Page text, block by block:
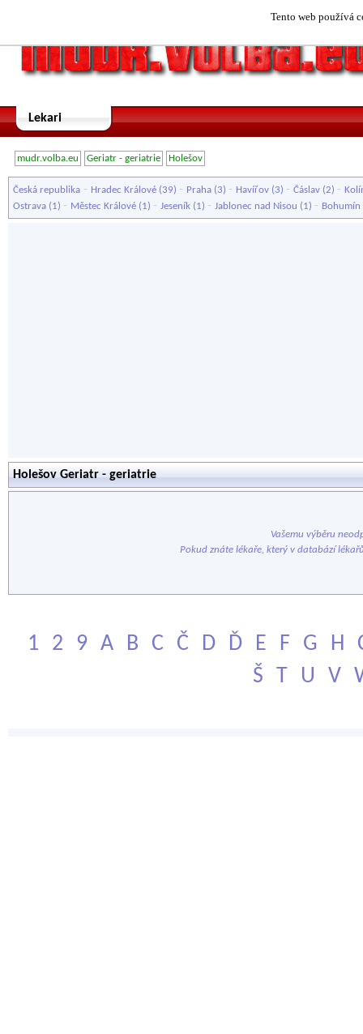
Tento web používá
Lekari
mudr.volba.eu Geriatr - geriatrie Holešov
Česká republika - Hradec Králové (39) - Praha (3) - Havířov (3) - Čáslav (2) -
Ostrava (1) - Městec Králové (1) - Jeseník (1) - Jablonec nad Nisou (1) - Bohumín
Holešov Geriatr - geriatrie
Vašemu výběru
Pokud znáte lékaře, který v databází
1 2 9 A B C Č D Ď E F G H
Š
T U V